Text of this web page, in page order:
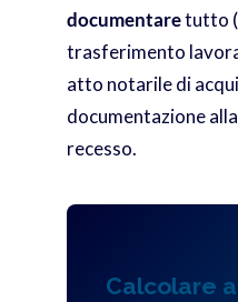
documentaretutto
trasferimento
atto notarile di
documentazione
recesso.
Calcolare